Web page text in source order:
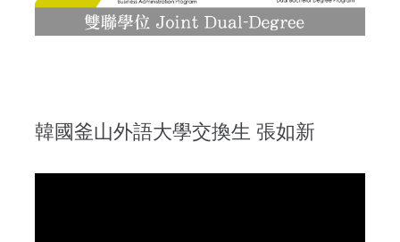
韓國釜山外語大學交換生 張如新